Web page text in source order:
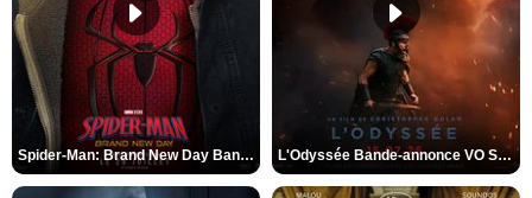
Spider-Man: Brand New Day Bande-annonce VO STFR L'Odyssée Bande-annonce VO STFR